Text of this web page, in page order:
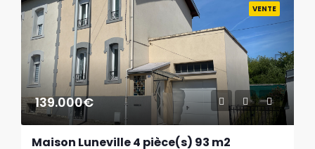
VENTE
139.000€
Maison Luneville 4 pièce(s) 93 m2